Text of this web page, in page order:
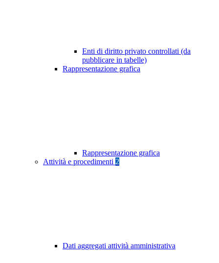
Enti di diritto privato controllati (da
pubblicare in tabelle)
Rappresentazione grafica
Rappresentazione grafica
Attività e procedimenti 2
Dati aggregati attività amministrativa